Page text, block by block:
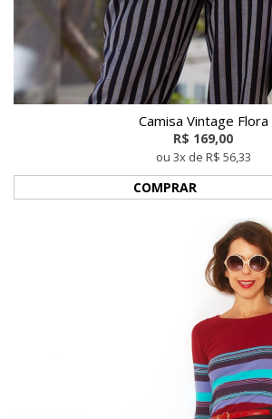
Camisa Vintage Flora
R$ 169,00
ou 3x de R$ 56,33
COMPRAR